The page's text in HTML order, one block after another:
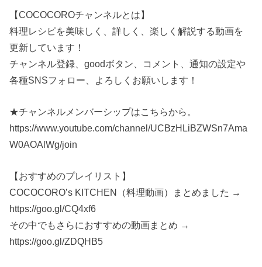
【COCOCOROチャンネルとは】
料理レシピを美味しく、詳しく、楽しく解説する動画を
更新しています！
チャンネル登録、goodボタン、コメント、通知の設定や
各種SNSフォロー、よろしくお願いします！
★チャンネルメンバーシップはこちらから。
https://www.youtube.com/channel/UCBzHLiBZWSn7Ama
W0AOAlWg/join
【おすすめのプレイリスト】
COCOCORO’s KITCHEN（料理動画）まとめました →
https://goo.gl/CQ4xf6
その中でもさらにおすすめの動画まとめ →
https://goo.gl/ZDQHB5